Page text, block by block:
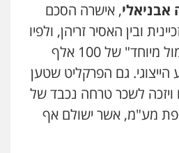
אבניאלי, אישרה הסכם
ובין האסיר זריהן, ולפיו
תשלם לו החברה "גמול מיוחד" של 100 אלף
גם הפרקליט שטען
ויזכה לשכר טרחה נכבד של
מע"מ, אשר ישולם אף